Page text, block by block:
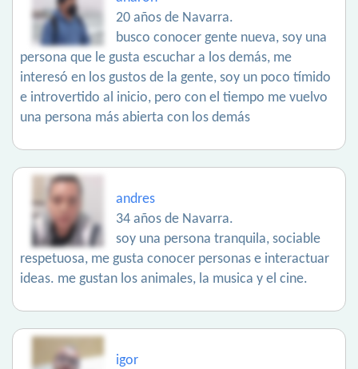
20 años de Navarra.
busco conocer gente nueva, soy una
persona que le gusta escuchar a los demás, me
interesó en los gustos de la gente, soy un poco tímido
e introvertido al inicio, pero con el tiempo me vuelvo
una persona más abierta con los demás
andres
34 años de Navarra.
soy una persona tranquila, sociable
respetuosa, me gusta conocer personas e interactuar
ideas. me gustan los animales, la musica y el cine.
igor